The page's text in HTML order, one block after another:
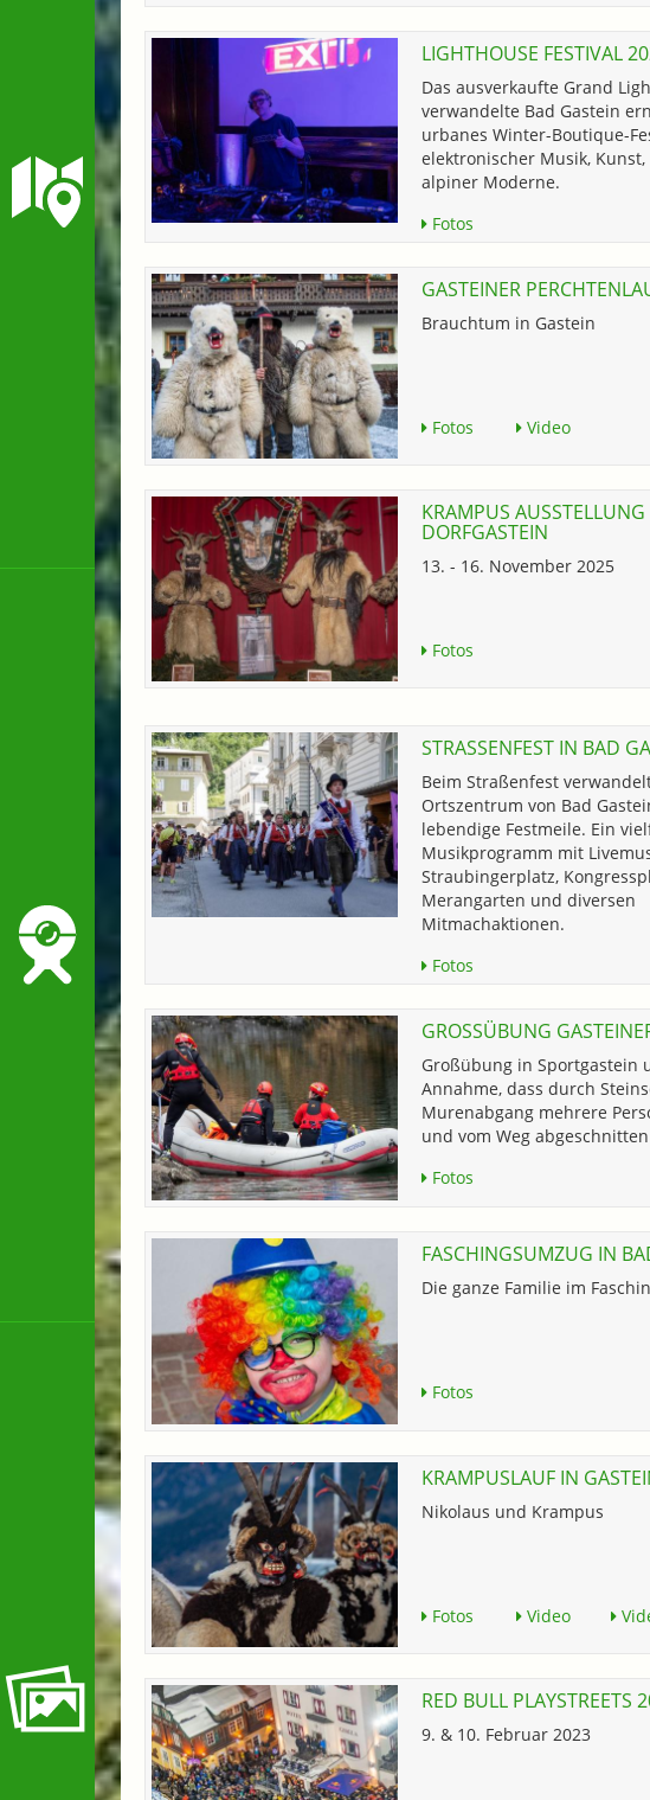
LIGHTHOUSE FESTIVAL
Das ausverkaufte Grand
verwandelte Bad Gastein
urbanes Winter-Boutique-
elektronischer Musik,
alpiner Moderne.
Fotos
GASTEINER
Brauchtum in Gastein
Fotos Video
KRAMPUS AUSSTELLUNG
DORFGASTEIN
13. - 16. November 2025
Fotos
STRASSENFEST IN BAD
Beim Straßenfest
Ortszentrum von Bad
lebendige Festmeile. Ein
Musikprogramm mit
Straubingerplatz,
Merangarten und diversen
Mitmachaktionen.
Fotos
GROSSÜBUNG
Großübung in Sportgastein
Annahme, dass durch
Murenabgang mehrere
und vom Weg
Fotos
FASCHINGSUMZUG IN
Die ganze Familie im
Fotos
KRAMPUSLAUF IN
Nikolaus und Krampus
Fotos Video
RED BULL PLAYSTREETS
9. & 10. Februar 2023